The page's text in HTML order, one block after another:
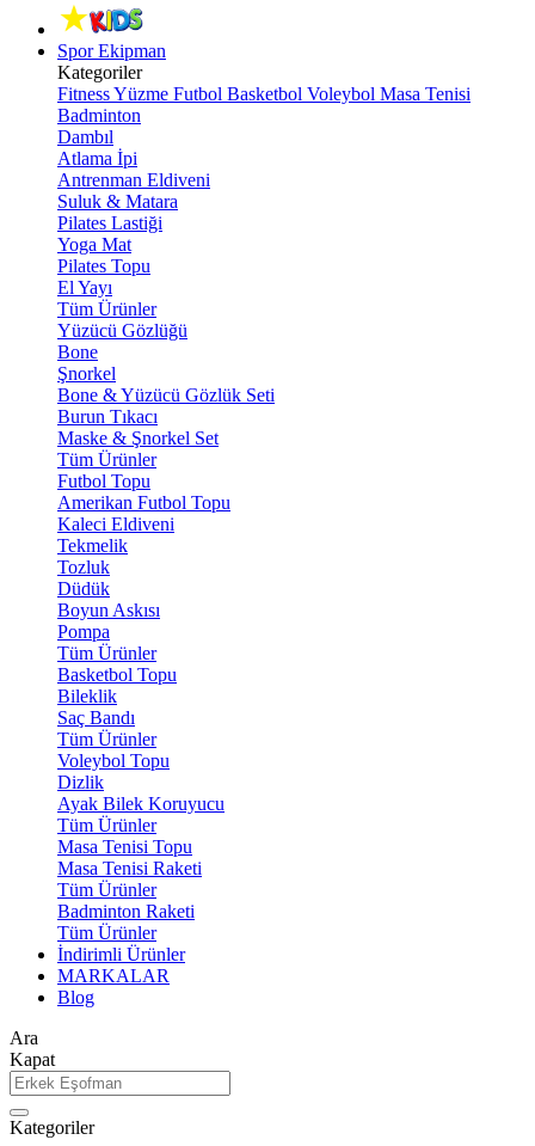
Spor Ekipman
Kategoriler
FitnessYüzme Futbol Basketbol Voleybol Masa Tenisi
Badminton
Dambıl
Atlama İpi
Antrenman Eldiveni
Suluk & Matara
Pilates Lastiği
Yoga Mat
Pilates Topu
El Yayı
Tüm Ürünler
Yüzücü Gözlüğü
Bone
Şnorkel
Bone & Yüzücü Gözlük Seti
Burun Tıkacı
Maske & Şnorkel Set
Tüm Ürünler
Futbol Topu
Amerikan Futbol Topu
Kaleci Eldiveni
Tekmelik
Tozluk
Düdük
Boyun Askısı
Pompa
Tüm Ürünler
Basketbol Topu
Bileklik
Saç Bandı
Tüm Ürünler
Voleybol Topu
Dizlik
Ayak Bilek Koruyucu
Tüm Ürünler
Masa Tenisi Topu
Masa Tenisi Raketi
Tüm Ürünler
Badminton Raketi
Tüm Ürünler
İndirimli Ürünler
MARKALAR
Blog
Ara
Kapat
Kategoriler